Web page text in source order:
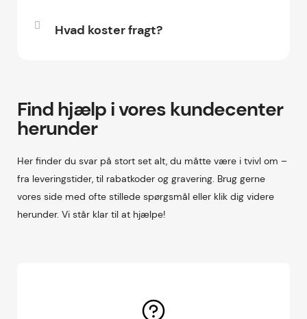
Hvad koster fragt?
Find hjælp i vores kundecenter
herunder
Her finder du svar på stort set alt, du måtte være i tvivl om –
fra leveringstider, til rabatkoder og gravering. Brug gerne
vores side med ofte stillede spørgsmål eller klik dig videre
herunder. Vi står klar til at hjælpe!